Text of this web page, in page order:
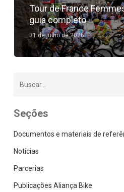
Tour de France
guia completo
31 de julho de 2026
Seções
Documentos e materiais de
Notícias
Parcerias
Publicações Aliança Bike